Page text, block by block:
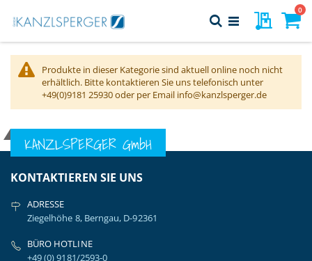
zum
Inhalt
0
Meine
Navigation
Suche
Produkte in dieser Kategorie sind aktuell online noch nicht
erhältlich. Bitte kontaktieren Sie uns telefonisch unter
+49(0)9181 25930 oder per Email info@kanzlsperger.de
KANZLSPERGER GmbH
KONTAKTIEREN SIE UNS
ADRESSE
Ziegelhöhe 8, Berngau, D-92361
BÜRO HOTLINE
+49 (0) 9181/2593-0